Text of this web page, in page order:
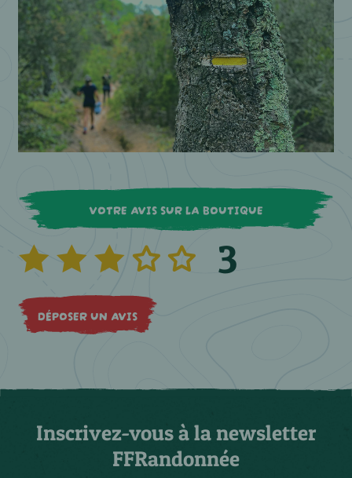
VOTRE AVIS SUR LA BOUTIQUE
3
DÉPOSER UN AVIS
Inscrivez-vous à la newsletter
FFRandonnée